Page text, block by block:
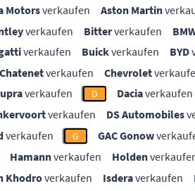
Motorsverkaufen Aston Martin
verkaufen Bitterverkaufen
verkaufen Buickverkaufen BYD
Chatenetverkaufen Chevrolet
verkaufen D Daciaverkaufen
verkaufen DS Automobiles
verkaufen G GAC Gonow
Hamannverkaufen Holden
Khodroverkaufen Isderaverkaufen